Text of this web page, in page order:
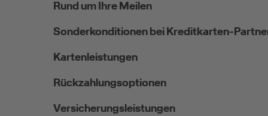
Rund um Ihre Meilen
Sonderkonditionen bei Kreditkarten-
Kartenleistungen
Rückzahlungsoptionen
Versicherungsleistungen